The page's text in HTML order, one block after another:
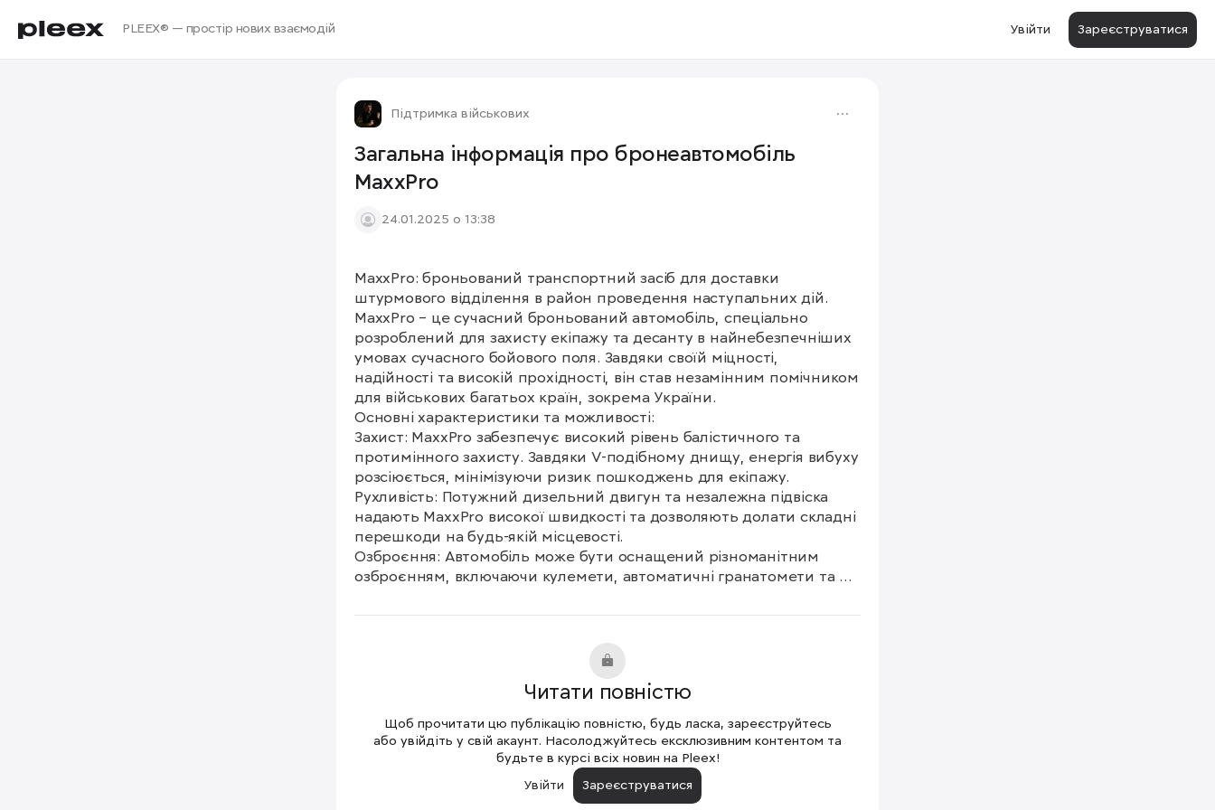
PLEEX® — простір нових взаємодій Увійти Зареєструватися
Підтримка військових
Загальна інформація про бронеавтомобіль
MaxxPro
24.01.2025 о 13:38
MaxxPro: броньований транспортний засіб для доставки
штурмового відділення в район проведення наступальних дій.
MaxxPro – це сучасний броньований автомобіль, спеціально
розроблений для захисту екіпажу та десанту в найнебезпечніших
умовах сучасного бойового поля. Завдяки своїй міцності,
надійності та високій прохідності, він став незамінним помічником
для військових багатьох країн, зокрема України.
Основні характеристики та можливості:
Захист: MaxxPro забезпечує високий рівень балістичного та
протимінного захисту. Завдяки V-подібному днищу, енергія вибуху
розсіюється, мінімізуючи ризик пошкоджень для екіпажу.
Рухливість: Потужний дизельний двигун та незалежна підвіска
надають MaxxPro високої швидкості та дозволяють долати складні
перешкоди на будь-якій місцевості.
Озброєння: Автомобіль може бути оснащений різноманітним
озброєнням, включаючи кулемети, автоматичні гранатомети та
адаптується до різних завдань, що дозволяє використовувати його
медичну евакуаційну машину.
Технічні характеристики:
Довжина 6,5-7,2 м
Читати повністю
Щоб прочитати цю публікацію повністю, будь ласка, зареєструйтесь
або увійдіть у свій акаунт. Насолоджуйтесь ексклюзивним контентом та
будьте в курсі всіх новин на Pleex!
Увійти
Зареєструватися